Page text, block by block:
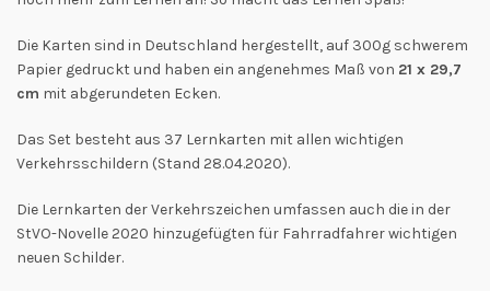
Die Karten sind in Deutschland hergestellt, auf 300g schwerem
Papier gedruckt und haben ein angenehmes Maß von 21 x 29,7
cm mit abgerundeten Ecken.
Das Set besteht aus 37 Lernkarten mit allen wichtigen
Verkehrsschildern (Stand 28.04.2020).
Die Lernkarten der Verkehrszeichen umfassen auch die in der
StVO-Novelle 2020 hinzugefügten für Fahrradfahrer wichtigen
neuen Schilder.